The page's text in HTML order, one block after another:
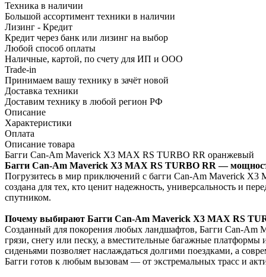
Техника в наличии
Большой ассортимент техники в наличии
Лизинг - Кредит
Кредит через банк или лизинг на выбор
Любой способ оплаты
Наличные, картой, по счету для ИП и ООО
Trade-in
Принимаем вашу технику в зачёт новой
Доставка техники
Доставим технику в любой регион РФ
Описание
Характеристики
Оплата
Описание товара
Багги Can-Am Maverick X3 MAX RS TURBO RR оранжевый
Багги Can-Am Maverick X3 MAX RS TURBO RR —
Погрузитесь в мир приключений с багги Can-Am Maverick X3
создана для тех, кто ценит надежность, универсальность и
спутником.
Почему выбирают Багги Can-Am Maverick X3 MAX RS
Созданный для покорения любых ландшафтов, Багги Can-Am
грязи, снегу или песку, а вместительные багажные
сиденьями позволяет наслаждаться долгими поездками, а
Багги готов к любым вызовам — от экстремальных трасс и